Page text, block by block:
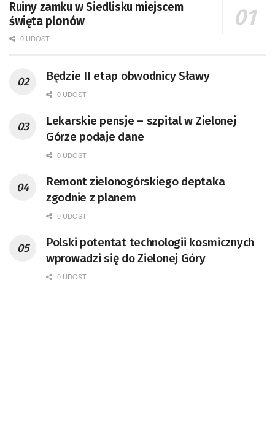
Ruiny zamku w Siedlisku miejscem
święta plonów
0 UDOST.
Będzie II etap obwodnicy Sławy
0 UDOST.
Lekarskie pensje – szpital w Zielonej
Górze podaje dane
0 UDOST.
Remont zielonogórskiego deptaka
zgodnie z planem
0 UDOST.
Polski potentat technologii kosmicznych
wprowadzi się do Zielonej Góry
0 UDOST.